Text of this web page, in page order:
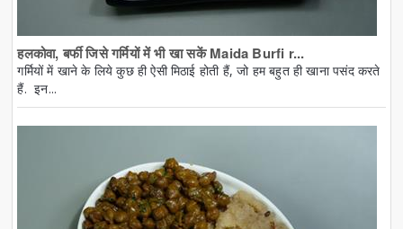
हलकोवा, बर्फी जिसे गर्मियों में भी खा सकें Maida Burfi r...
गर्मियों में खाने के लिये कुछ ही ऐसी मिठाई होती हैं, जो हम बहुत ही खाना पसंद करते
हैं. इन...